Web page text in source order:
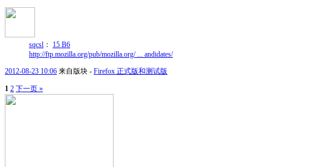
sqcsl ： 15 B6
http://ftp.mozilla.org/pub/mozilla.org/ ... andidates/
2012-08-23 10:06 来自版块 - Firefox 正式版和测试版
1 2 下一页 »